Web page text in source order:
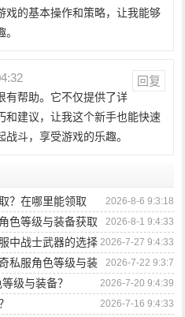
戏的基本操作和策略，让我能够
回复
有帮助。它不仅提供了详
和建议，让我这个新手也能快速
战斗，享受游戏的乐趣。
2026-8-6 9:3:18
？在哪里能领取
2026-8-1 9:4:33
色等级与装备获取
2026-7-27 9:4:33
中战士武器的选择
2026-7-22 9:3:7
私服角色等级与装
2026-7-20 9:4:39
级与装备？
2026-7-16 9:4:33